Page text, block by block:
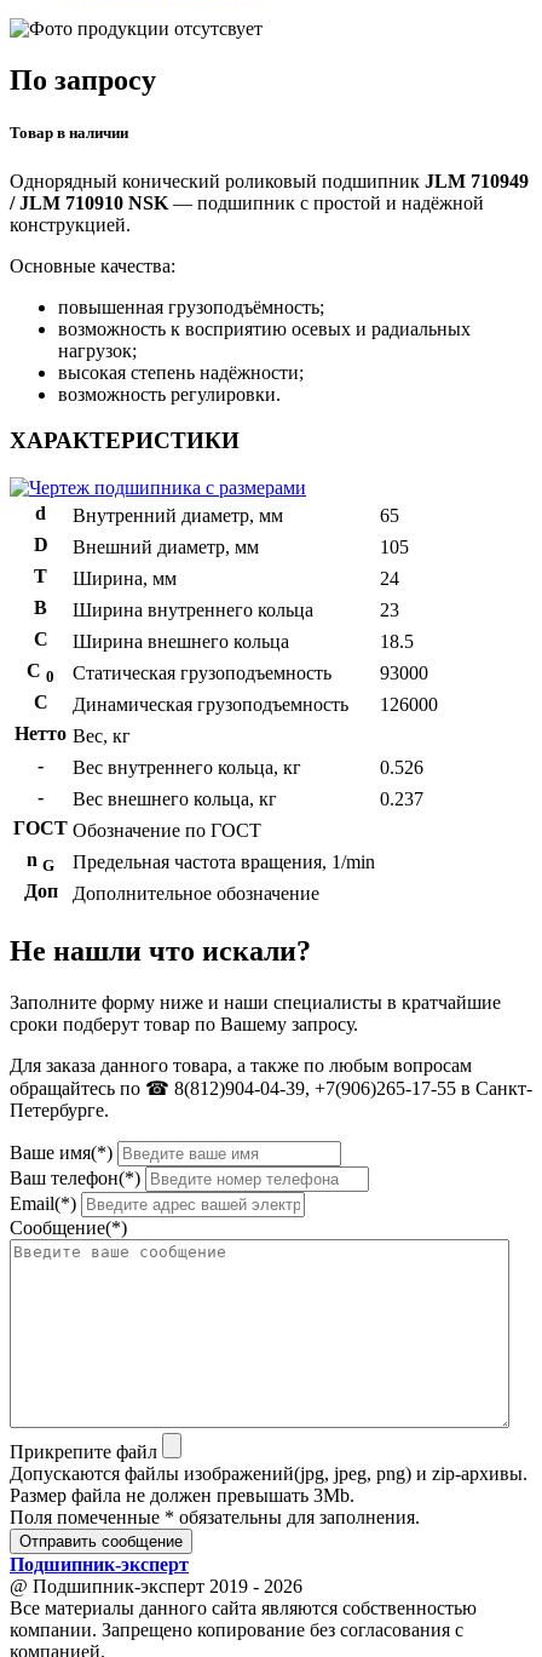
По запросу
Товар в наличии
Однорядный конический роликовый подшипник JLM 710949
/ JLM 710910 NSK — подшипник с простой и надёжной
конструкцией.
Основные качества:
повышенная грузоподъёмность;
возможность к восприятию осевых и радиальных
нагрузок;
высокая степень надёжности;
возможность регулировки.
ХАРАКТЕРИСТИКИ
d Внутренний диаметр, мм
65
D
Внешний диаметр, мм
105
T
Ширина, мм
24
B
Ширина внутреннего кольца
23
С
Ширина внешнего кольца
18.5
С 0 Статическая грузоподъемность
93000
C
Динамическая грузоподъемность
126000
Нетто Вес, кг
-
Вес внутреннего кольца, кг
0.526
-
Вес внешнего кольца, кг
0.237
ГОСТ Обозначение по ГОСТ
n G
Предельная частота вращения, 1/min
Доп
Дополнительное обозначение
Не нашли что искали?
Заполните форму ниже и наши специалисты в кратчайшие
сроки подберут товар по Вашему запросу.
Для заказа данного товара, а также по любым вопросам
обращайтесь по ☎ 8(812)904-04-39, +7(906)265-17-55 в Санкт-
Петербурге.
Ваше имя(*)
Ваш телефон(*)
Email(*)
Сообщение(*)
Прикрепите файл
Допускаются файлы изображений(jpg, jpeg, png) и zip-архивы.
Размер файла не должен превышать 3Mb.
Поля помеченные * обязательны для заполнения.
Отправить сообщение
Подшипник-эксперт
@ Подшипник-эксперт 2019 - 2026
Все материалы данного сайта являются собственностью
компании. Запрещено копирование без согласования с
компанией.